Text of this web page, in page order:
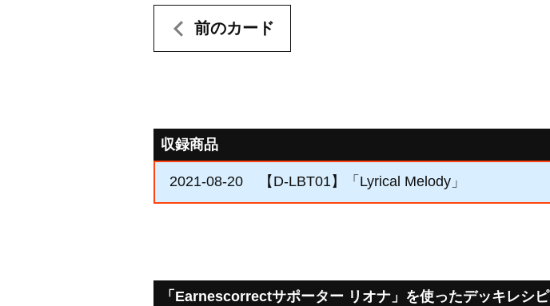
前のカード
収録商品
2021-08-20 【D-LBT01】「Lyrical Melody」
「Earnescorrectサポーター リオナ」を使ったデッキレシピ